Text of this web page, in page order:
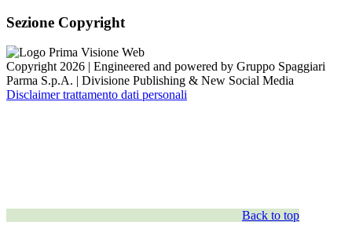
Sezione Copyright
Copyright 2026 | Engineered and powered by Gruppo Spaggiari
Parma S.p.A. | Divisione Publishing & New Social Media
Disclaimer trattamento dati personali
Back to top